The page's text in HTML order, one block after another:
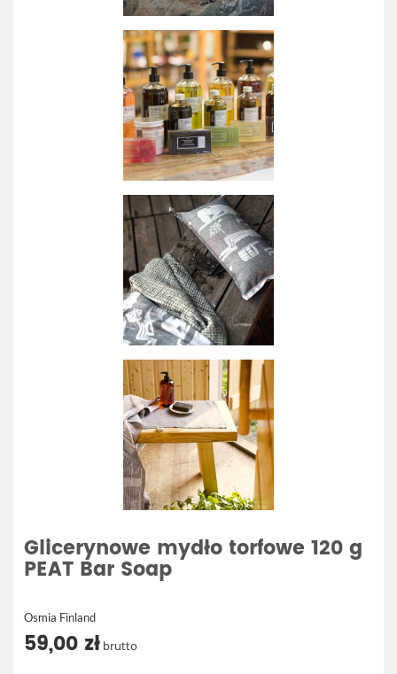
Glicerynowe mydło torfowe 120 g
PEAT Bar Soap
Osmia Finland
59,00 zł brutto